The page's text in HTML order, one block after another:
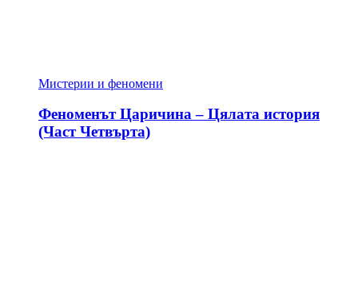
Мистерии и феномени
Феноменът Царичина – Цялата история
(Част Четвърта)